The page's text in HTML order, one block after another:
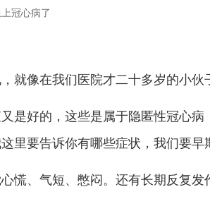
就像在我们医院才二十多岁的小伙
是好的，这些是属于隐匿性冠心
里要告诉你有哪些症状，我们要早
慌、气短、憋闷。还有长期反复